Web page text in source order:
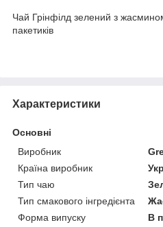
Чай Грінфілд зелений з
пакетиків
Характеристики
Основні
Виробник
Країна виробник
Тип чаю
Тип смакового інгредієнта
Форма випуску
В